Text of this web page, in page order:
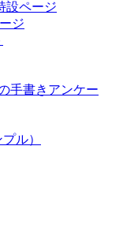
設ページ
ジ
手書きアンケー
ル）